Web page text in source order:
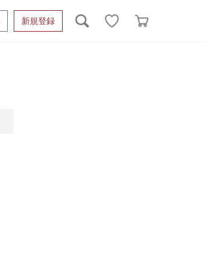
新規登録